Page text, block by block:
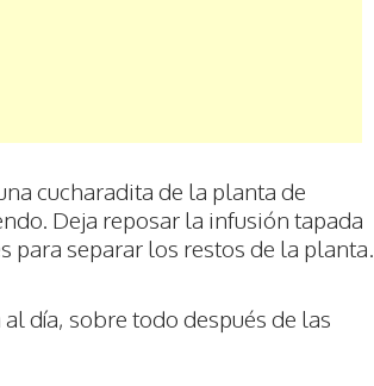
cucharadita de la planta de
Deja reposar la infusión tapada
para separar los restos de la planta.
día, sobre todo después de las